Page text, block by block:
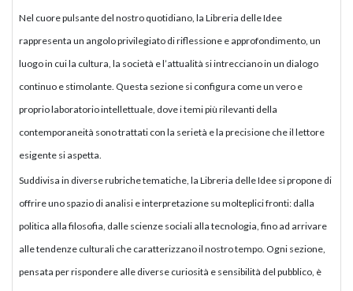
Nel cuore pulsante del nostro quotidiano, la Libreria delle Idee
rappresenta un angolo privilegiato di riflessione e approfondimento, un
luogo in cui la cultura, la società e l’attualità si intrecciano in un dialogo
continuo e stimolante. Questa sezione si configura come un vero e
proprio laboratorio intellettuale, dove i temi più rilevanti della
contemporaneità sono trattati con la serietà e la precisione che il lettore
esigente si aspetta.
Suddivisa in diverse rubriche tematiche, la Libreria delle Idee si propone di
offrire uno spazio di analisi e interpretazione su molteplici fronti: dalla
politica alla filosofia, dalle scienze sociali alla tecnologia, fino ad arrivare
alle tendenze culturali che caratterizzano il nostro tempo. Ogni sezione,
pensata per rispondere alle diverse curiosità e sensibilità del pubblico, è